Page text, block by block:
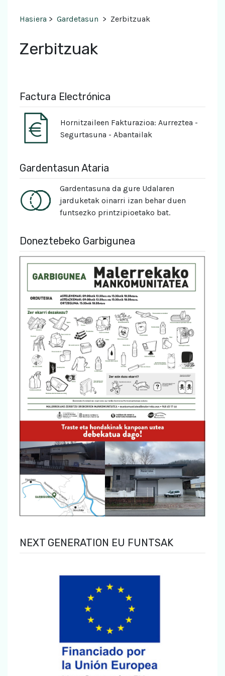
Hasiera > Gardetasun > Zerbitzuak
Zerbitzuak
Factura Electrónica
Hornitzaileen Fakturazioa: Aurreztea -
Segurtasuna - Abantailak
Gardentasun Ataria
Gardentasuna da gure Udalaren
jarduketak oinarri izan behar duen
funtsezko printzipioetako bat.
Doneztebeko Garbigunea
NEXT GENERATION EU FUNTSAK